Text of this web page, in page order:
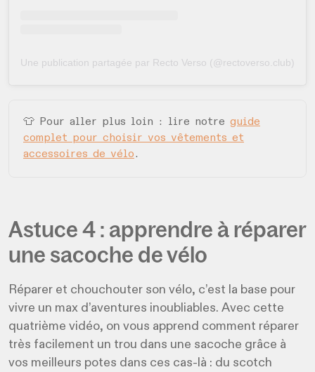
Une publication partagée par Recto Verso (@rectoverso.club)
👕 Pour aller plus loin : lire notre guide
complet pour choisir vos vêtements et
accessoires de vélo.
Astuce 4 : apprendre à réparer
une sacoche de vélo
Réparer et chouchouter son vélo, c’est la base pour
vivre un max d’aventures inoubliables. Avec cette
quatrième vidéo, on vous apprend comment réparer
très facilement un trou dans une sacoche grâce à
vos meilleurs potes dans ces cas-là : du scotch